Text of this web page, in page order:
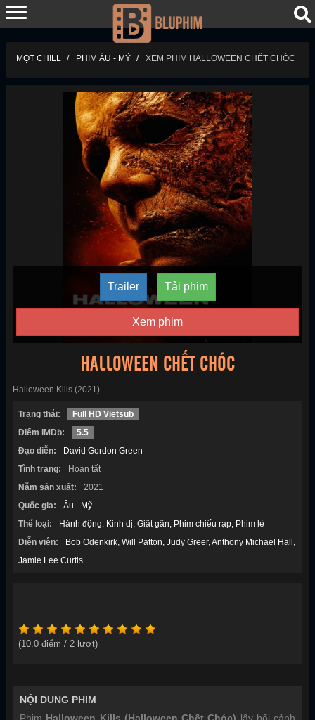
MỌT CHILL PHIM ÂU - MỸ XEM PHIM HALLOWEEN CHẾT CHÓC
Trailer Tải phim
Xem phim
HALLOWEEN CHẾT CHÓC
Halloween Kills (2021)
Trạng thái:
Full HD Vietsub
Điểm IMDb:
5.5
Đạo diễn:
David Gordon Green
Tình trạng:
Hoàn tất
Năm sản xuất:
2021
Quốc gia:
Âu - Mỹ
Thể loại:
Hành động Kinh dị Giật gân Phim chiếu rạp Phim lẻ
Diễn viên:
Bob Odenkirk Will Patton Judy Greer Anthony Michael Hall
Jamie Lee Curtis
(10.0 điểm / 2 lượt)
NỘI DUNG PHIM